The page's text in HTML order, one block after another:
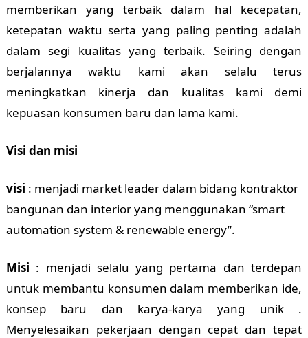
memberikan yang terbaik dalam hal kecepatan,
ketepatan waktu serta yang paling penting adalah
dalam segi kualitas yang terbaik. Seiring dengan
berjalannya waktu kami akan selalu terus
meningkatkan kinerja dan kualitas kami demi
kepuasan konsumen baru dan lama kami.
Visi dan misi
visi : menjadi market leader dalam bidang kontraktor
bangunan dan interior yang menggunakan “smart
automation system & renewable energy”.
Misi : menjadi selalu yang pertama dan terdepan
untuk membantu konsumen dalam memberikan ide,
konsep baru dan karya-karya yang unik .
Menyelesaikan pekerjaan dengan cepat dan tepat